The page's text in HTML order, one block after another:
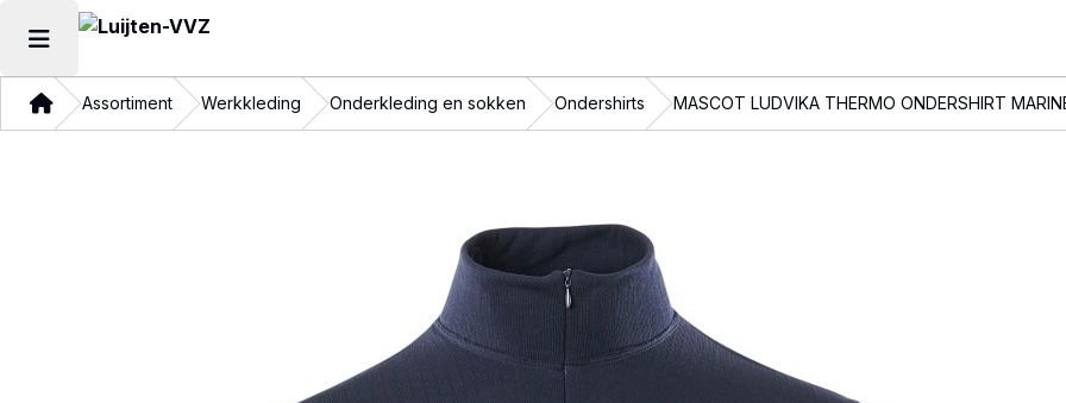
Hoofdmenu openen
ThuisAssortiment Werkkleding Onderkleding en sokken Ondershirts MASCOT LUDVIKA THERMO ONDERSHIRT